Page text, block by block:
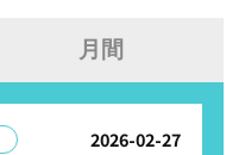
月間
2026-02-27